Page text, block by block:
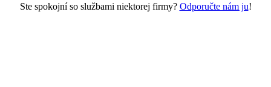
Ste spokojní so službami niektorej firmy? Odporučte nám ju!